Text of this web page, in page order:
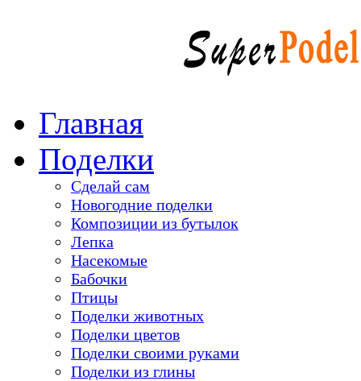
Главная
Поделки
Сделай сам
Новогодние поделки
Композиции из бутылок
Лепка
Насекомые
Бабочки
Птицы
Поделки животных
Поделки цветов
Поделки своими руками
Поделки из глины